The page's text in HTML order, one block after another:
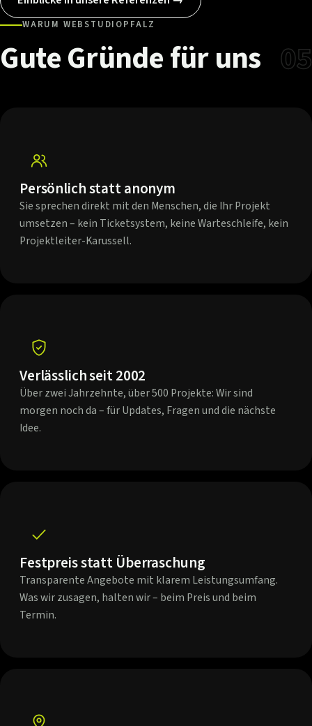
WARUM WEBSTUDIOPFALZ
GuteGründefüruns 05
Persönlich statt anonym
Sie sprechen direkt mit den Menschen, die Ihr Projekt
umsetzen – kein Ticketsystem, keine Warteschleife, kein
Projektleiter-Karussell.
Verlässlich seit 2002
Über zwei Jahrzehnte, über 500 Projekte: Wir sind
morgen noch da – für Updates, Fragen und die nächste
Idee.
Festpreis statt Überraschung
Transparente Angebote mit klarem Leistungsumfang.
Was wir zusagen, halten wir – beim Preis und beim
Termin.